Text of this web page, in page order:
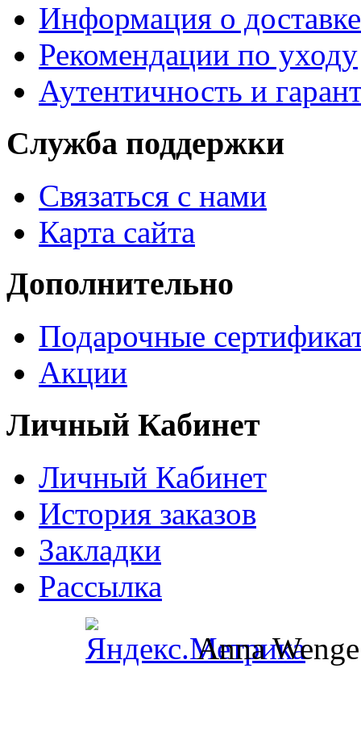
Информация о доставке
Рекомендации по уходу
Аутентичность и
Служба поддержки
Связаться с нами
Карта сайта
Дополнительно
Подарочные
Акции
Личный Кабинет
Личный Кабинет
История заказов
Закладки
Рассылка
Anna